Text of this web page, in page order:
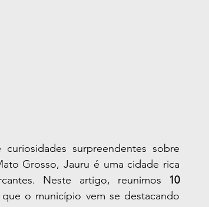
Grosso, Jauru é uma cidade rica
Neste artigo, reunimos 10
o município vem se destacando